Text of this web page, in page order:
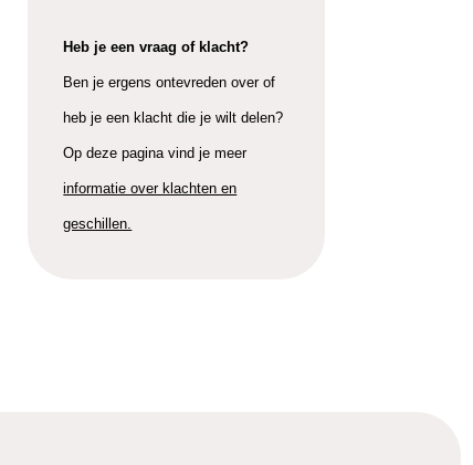
Heb je een vraag of klacht?
Ben je ergens ontevreden over of
heb je een klacht die je wilt delen?
Op deze pagina vind je meer
informatie over klachten en
geschillen.